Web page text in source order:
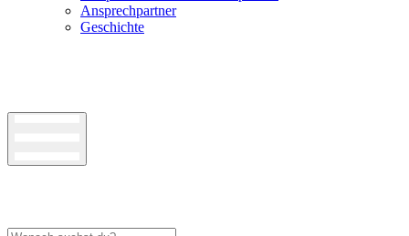
Ansprechpartner
Geschichte